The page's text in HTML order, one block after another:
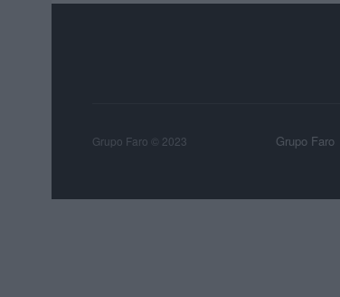
Grupo Faro
Grupo Faro © 2023